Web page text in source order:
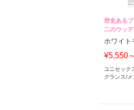
歴史ある
二のウッ
ホワイト
¥5,550～
ユニセック
グランス/